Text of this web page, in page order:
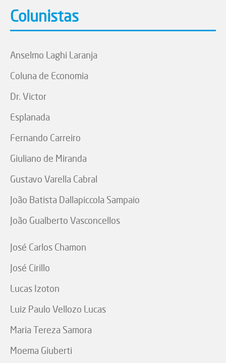
Colunistas
Anselmo Laghi Laranja
Coluna de Economia
Dr. Victor
Esplanada
Fernando Carreiro
Giuliano de Miranda
Gustavo Varella Cabral
João Batista Dallapiccola Sampaio
João Gualberto Vasconcellos
José Carlos Chamon
José Cirillo
Lucas Izoton
Luiz Paulo Vellozo Lucas
Maria Tereza Samora
Moema Giuberti